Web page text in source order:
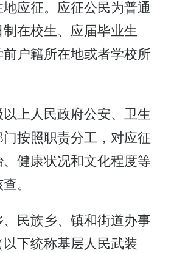
应征。应征公民为普通
在校生、应届毕业生
户籍所在地或者学校所
上人民政府公安、卫生
按照职责分工，对应征
健康状况和文化程度等
。
民族乡、镇和街道办事
下统称基层人民武装